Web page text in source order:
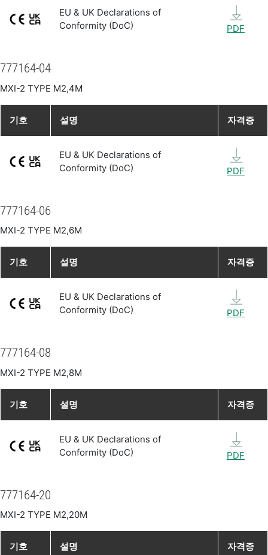
EU & UK Declarations of
Conformity (DoC)
PDF
777164-04
MXI-2 TYPE M2,4M
기호 설명 자격증
EU & UK Declarations of
Conformity (DoC)
PDF
777164-06
MXI-2 TYPE M2,6M
기호 설명 자격증
EU & UK Declarations of
Conformity (DoC)
PDF
777164-08
MXI-2 TYPE M2,8M
기호 설명 자격증
EU & UK Declarations of
Conformity (DoC)
PDF
777164-20
MXI-2 TYPE M2,20M
기호 설명 자격증